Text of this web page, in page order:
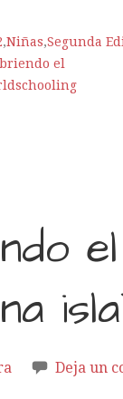
,Niñas,Segunda
el
Deja un